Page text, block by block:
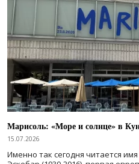
Марисоль: «Море и солнце» в
15.07.2026
Именно так сегодня читается